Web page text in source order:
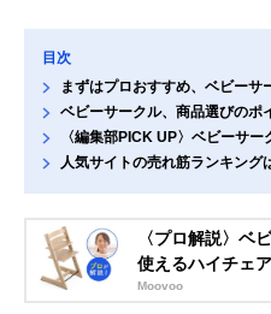
目次
まずはプロおすすめ、ベビーサ
ベビーサークル、商品選びのポ
〈編集部PICK UP〉ベビーサ
人気サイトの売れ筋ランキング
〈プロ解説〉ベ
使えるハイチェ
Moovoo